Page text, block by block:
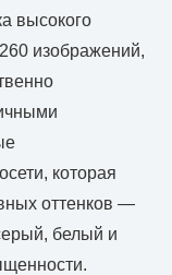
высокого
изображений,
которая
оттенков —
белый и